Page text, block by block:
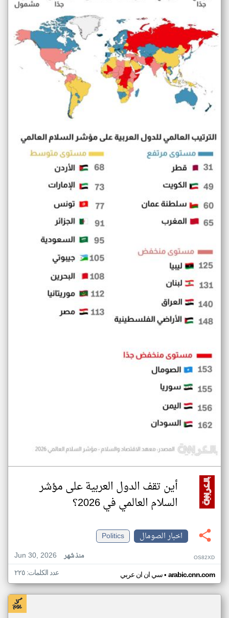
أين تقف الدول العربية على مؤشر
السلام العالمي في 2026؟
اخبار الصومال
Politics
Jun 30, 2026
منذ شهر OS82XD
سي ان ان عربي• arabic.cnn.com عدد الكلمات: ٢٢٥